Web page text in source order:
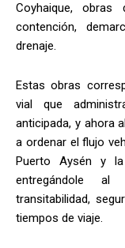
Coyhaique,
contención,
drenaje.
Estas obras
vial que
anticipada, y ahora
a ordenar el flujo
Puerto Aysén y
entregándole
transitabilidad,
tiempos de viaje.